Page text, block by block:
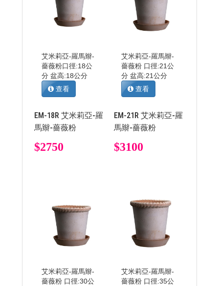
艾米莉亞-羅馬辮-
薔薇粉 ​​​​​​​口徑:18公
分 盆高:18公分
查看
EM-18R 艾米莉亞-羅
馬辮-薔薇粉
$2750
艾米莉亞-羅馬辮-
薔薇粉 口徑:21公
分 盆高:21公分
查看
EM-21R 艾米莉亞-羅
馬辮-薔薇粉
$3100
艾米莉亞-羅馬辮-
薔薇粉 口徑:30公
艾米莉亞-羅馬辮-
薔薇粉 口徑:35公